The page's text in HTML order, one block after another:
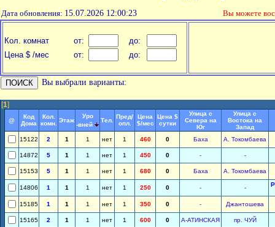
Дата обновления: 15.07.2026 12:00:23 Вы можете
Кол. комнат от:
до:
Цена $ /мес
от: до:
Вы выбрали варианты:
[1]
@
Код
Дома
Кол.
комн. Этаж
Уро
-вней
Тел.
Пред/
опл.
Цена
$/мес
Цена $
сутки
Улица с
Севера на
Юг
Улица с
Востока на
Запад
15122
2 1 1 нет 1 460 0 Баха А. Токомбаева
14872 5 1 1 нет 1 450 0 - -
15153 5 1 1 нет 1 680 0 Баха А. Токомбаева
14806 1 1 1 нет 1 250 0 - -
15185 1 1 1 нет 1 350 0 - Джантошева
15165 2 1 1 нет 1 600 0 А-АТИНСКАЯ пр. ЧУЙ